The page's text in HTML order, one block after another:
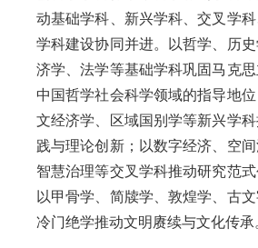
动基础学科、新兴学科、交叉学科
学科建设协同并进。以哲学、历
济学、法学等基础学科巩固马克
中国哲学社会科学领域的指导地位
文经济学、区域国别学等新兴学
践与理论创新；以数字经济、空间
智慧治理等交叉学科推动研究范式
以甲骨学、简牍学、敦煌学、古
冷门绝学推动文明赓续与文化传承